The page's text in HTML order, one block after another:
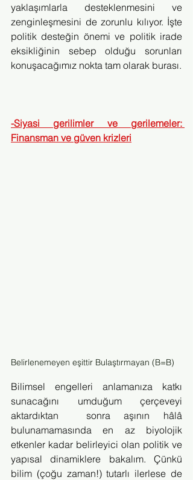
yaklaşımlarla desteklenmesini ve
zenginleşmesini de zorunlu kılıyor. İşte
politik desteğin önemi ve politik irade
eksikliğinin sebep olduğu sorunları
konuşacağımız nokta tam olarak burası.
-Siyasi gerilimler ve gerilemeler:
Finansman ve güven krizleri
Belirlenemeyen eşittir Bulaştırmayan (B=B)
Bilimsel engelleri anlamanıza katkı
sunacağını umduğum çerçeveyi
aktardıktan  sonra aşının hâlâ
bulunamamasında en az biyolojik
etkenler kadar belirleyici olan politik ve
yapısal dinamiklere bakalım. Çünkü
bilim (çoğu zaman!) tutarlı ilerlese de